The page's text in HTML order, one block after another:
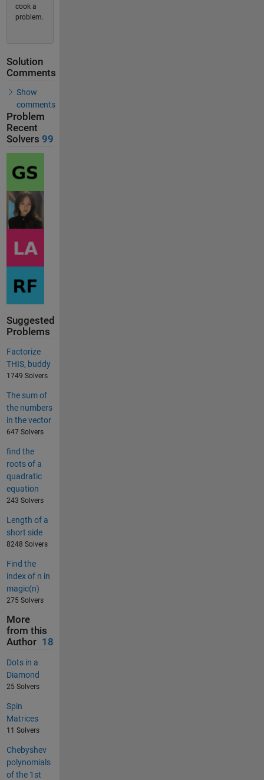
cook a
problem.
Solution
Comments
Show
comments
Problem
Recent
Solvers 99
Suggested
Problems
Factorize
THIS, buddy
1749 Solvers
The sum of
the numbers
in the vector
647 Solvers
find the
roots of a
quadratic
equation
243 Solvers
Length of a
short side
8248 Solvers
Find the
index of n in
magic(n)
275 Solvers
More
from this
Author 18
Dots in a
Diamond
25 Solvers
Spin
Matrices
11 Solvers
Chebyshev
polynomials
of the 1st